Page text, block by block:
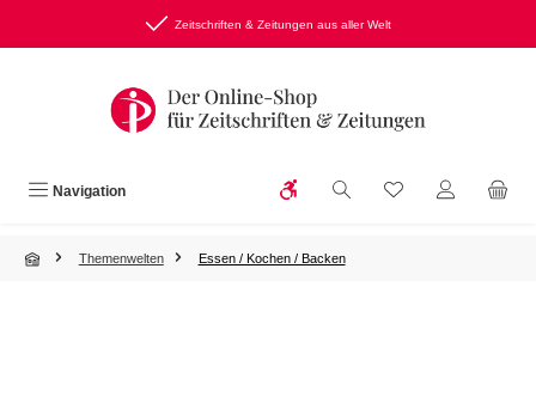
Zum Hauptinhalt springen Zeitschriften & Zeitungen aus aller Welt
Navigation Werkzeugleiste anzeigen
Du hast 0
Themenwelten Essen / Kochen / Backen